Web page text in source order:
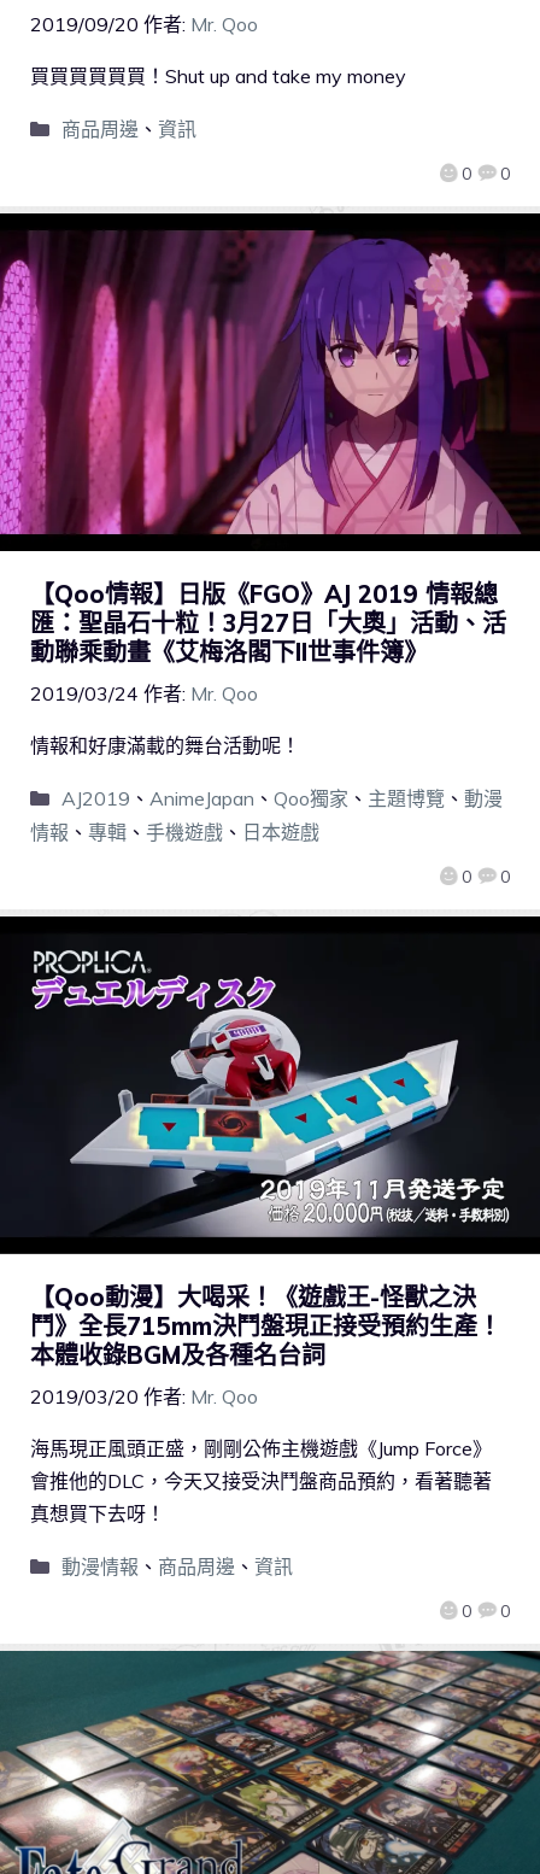
2019/09/20 作者: Mr. Qoo
0 0
買買買買買買！Shut up and take my money
商品周邊 、 資訊
【Qoo情報】日版《FGO》AJ 2019 情報總
匯：聖晶石十粒！3月27日「大奧」活動、活
動聯乘動畫《艾梅洛閣下II世事件簿》
2019/03/24 作者: Mr. Qoo
0 0
情報和好康滿載的舞台活動呢！
AJ2019 、 AnimeJapan 、 Qoo獨家 、 主題博覽 、 動漫
情報 、 專輯 、 手機遊戲 、 日本遊戲
【Qoo動漫】大喝采！《遊戲王-怪獸之決
鬥》全長715mm決鬥盤現正接受預約生產！
本體收錄BGM及各種名台詞
2019/03/20 作者: Mr. Qoo
0 0
海馬現正風頭正盛，剛剛公佈主機遊戲《Jump Force》
會推他的DLC，今天又接受決鬥盤商品預約，看著聽著
真想買下去呀！
動漫情報 、 商品周邊 、 資訊